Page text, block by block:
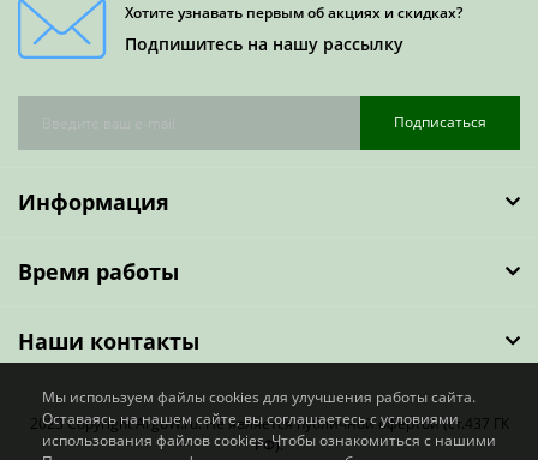
Хотите узнавать первым об акциях и скидках?
Подпишитесь на нашу рассылку
Подписаться
Информация
Время работы
Наши контакты
2023 Copyright ArgoW.ru. Не является публичной офертой (ст.437 ГК
РФ).
Мы используем файлы cookies для улучшения работы сайта.
Оставаясь на нашем сайте, вы соглашаетесь с условиями
использования файлов cookies. Чтобы ознакомиться с нашими